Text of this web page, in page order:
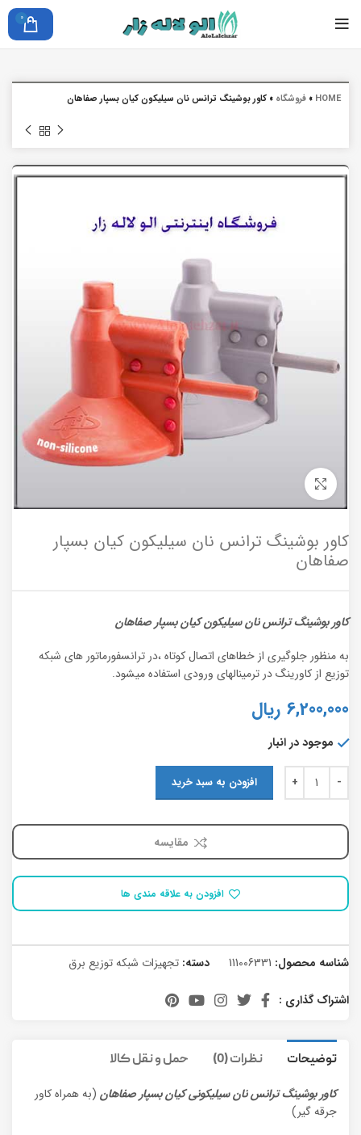
0
HOME
» فروشگاه » کاور بوشینگ ترانس نان سیلیکون کیان بسپار صفاهان
کاور بوشینگ ترانس نان سیلیکون کیان بسپار
صفاهان
کاور بوشینگ ترانس نان سیلیکون کیان بسپار صفاهان
به منظور جلوگیری از خطاهای اتصال کوتاه ،در ترانسفورماتور های شبکه
توزیع از کاورینگ در ترمینالهای ورودی استفاده میشود.
6,200,000 ریال
موجود در انبار
افزودن به سبد خرید
مقایسه
افزودن به علاقه مندی ها
شناسه محصول: 111006331 دسته: تجهیزات شبکه توزیع برق
اشتراک گذاری :
توضیحات نظرات (0)
حمل و نقل کالا
کاور بوشینگ ترانس نان سیلیکونی کیان بسپار صفاهان (به همراه کاور
جرقه گیر)